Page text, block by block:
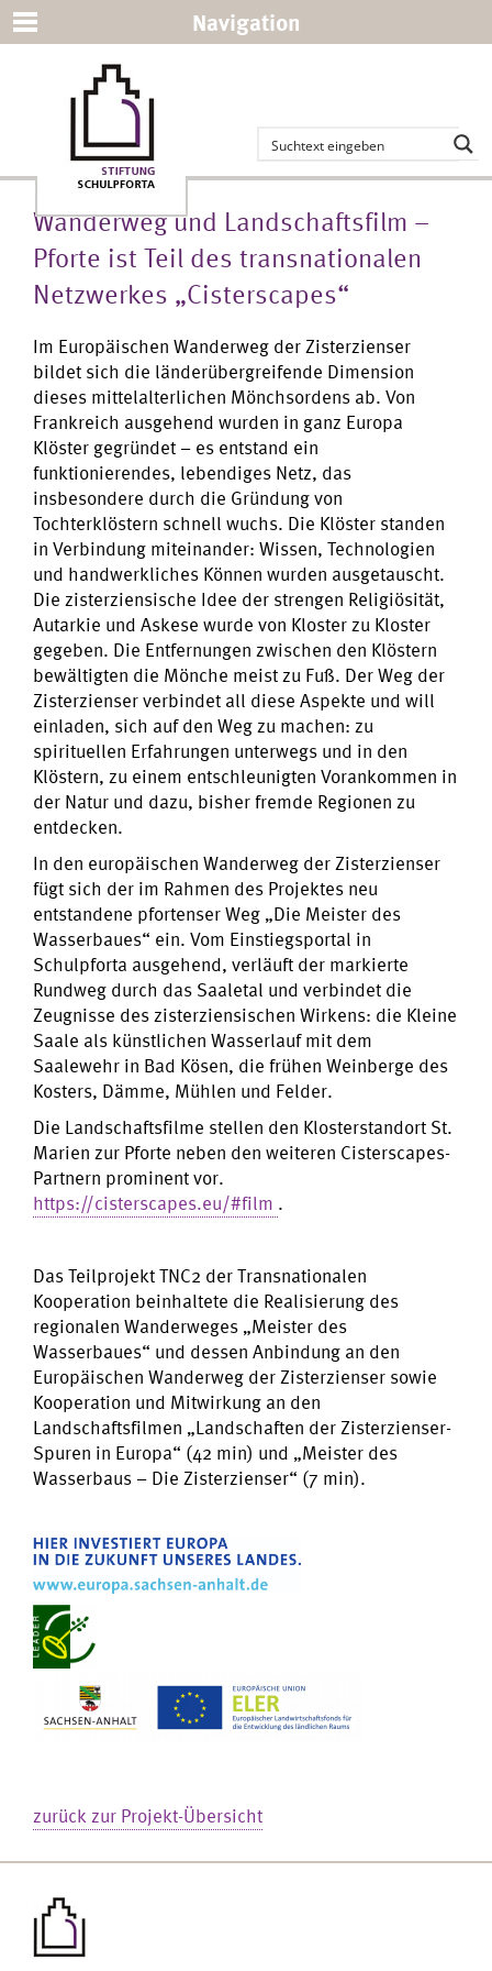
Navigation
Wanderweg und Landschaftsfilm –
Pforte ist Teil des transnationalen
Netzwerkes „Cisterscapes“
Im Europäischen Wanderweg der Zisterzienser
bildet sich die länderübergreifende Dimension
dieses mittelalterlichen Mönchsordens ab. Von
Frankreich ausgehend wurden in ganz Europa
Klöster gegründet – es entstand ein
funktionierendes, lebendiges Netz, das
insbesondere durch die Gründung von
Tochterklöstern schnell wuchs. Die Klöster standen
in Verbindung miteinander: Wissen, Technologien
und handwerkliches Können wurden ausgetauscht.
Die zisterziensische Idee der strengen Religiösität,
Autarkie und Askese wurde von Kloster zu Kloster
gegeben. Die Entfernungen zwischen den Klöstern
bewältigten die Mönche meist zu Fuß. Der Weg der
Zisterzienser verbindet all diese Aspekte und will
einladen, sich auf den Weg zu machen: zu
spirituellen Erfahrungen unterwegs und in den
Klöstern, zu einem entschleunigten Vorankommen in
der Natur und dazu, bisher fremde Regionen zu
entdecken.
In den europäischen Wanderweg der Zisterzienser
fügt sich der im Rahmen des Projektes neu
entstandene pfortenser Weg „Die Meister des
Wasserbaues“ ein. Vom Einstiegsportal in
Schulpforta ausgehend, verläuft der markierte
Rundweg durch das Saaletal und verbindet die
Zeugnisse des zisterziensischen Wirkens: die Kleine
Saale als künstlichen Wasserlauf mit dem
Saalewehr in Bad Kösen, die frühen Weinberge des
Kosters, Dämme, Mühlen und Felder.
Die Landschaftsfilme stellen den Klosterstandort St.
Marien zur Pforte neben den weiteren Cisterscapes-
Partnern prominent vor.
https://cisterscapes.eu/#film .
Das Teilprojekt TNC2 der Transnationalen
Kooperation beinhaltete die Realisierung des
regionalen Wanderweges „Meister des
Wasserbaues“ und dessen Anbindung an den
Europäischen Wanderweg der Zisterzienser sowie
Kooperation und Mitwirkung an den
Landschaftsfilmen „Landschaften der Zisterzienser-
Spuren in Europa“ (42 min) und „Meister des
Wasserbaus – Die Zisterzienser“ (7 min).
zurück zur Projekt-Übersicht